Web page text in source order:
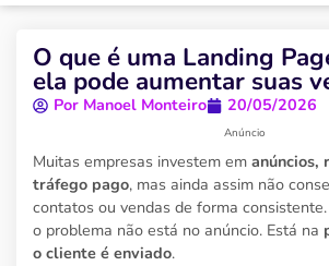
O que é uma Landing
ela pode aumentar suas
Por Manoel Monteiro 20/05/2026
Anúncio
Muitas empresas investem em anúncios,
tráfego pago, mas ainda assim não
contatos ou vendas de forma
o problema não está no anúncio. Está na
o cliente é enviado.